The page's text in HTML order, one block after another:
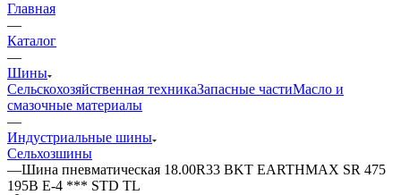
Главная
—
Каталог
—
Шины
Сельскохозяйственная техникаЗапасные частиМасло и
смазочные материалы
—
Индустриальные шины
Сельхозшины
—Шина пневматическая 18.00R33 BKT EARTHMAX SR 475
195B E-4 *** STD TL